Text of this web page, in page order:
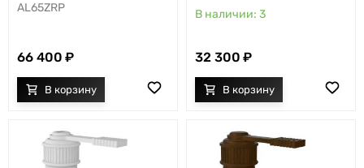
AL65ZRP
66 400
3
32 300